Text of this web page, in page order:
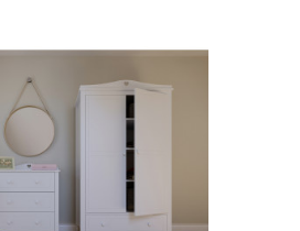
UPOREDI